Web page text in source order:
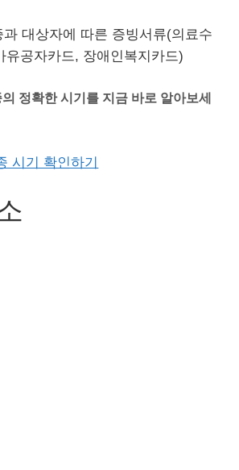
과 대상자에 따른 증빙서류(의료수
유공자카드, 장애인복지카드)
정확한 시기를 지금 바로 알아보세
시기 확인하기